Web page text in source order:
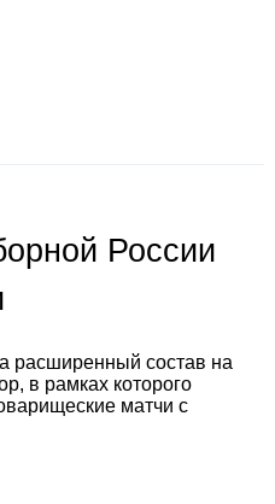
России
расширенный состав на
в рамках которого
матчи с